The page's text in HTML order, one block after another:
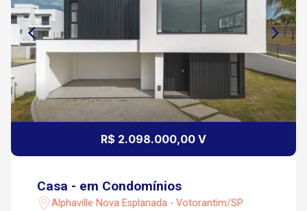
R$ 2.098.000,00 V
Casa - em Condomínios
Alphaville Nova Esplanada - Votorantim/SP